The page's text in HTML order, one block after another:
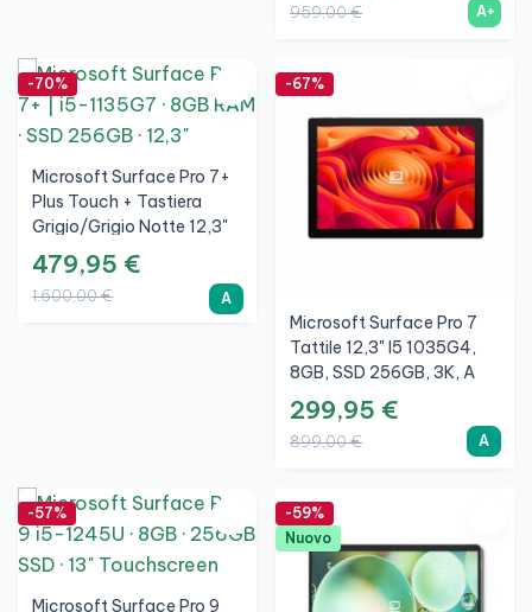
959,00 € A+
-70%
Microsoft Surface Pro 7+
Plus Touch + Tastiera
Grigio/Grigio Notte 12,3"
I5 1135G7, 8GB, SSD
256GB, 3K, Argento, A
479,95 €
1.600,00 € A
-67%
Microsoft Surface Pro 7
Tattile 12,3" I5 1035G4,
8GB, SSD 256GB, 3K, A
299,95 €
899,00 € A
-57%
Microsoft Surface Pro 9
-59%
Nuovo